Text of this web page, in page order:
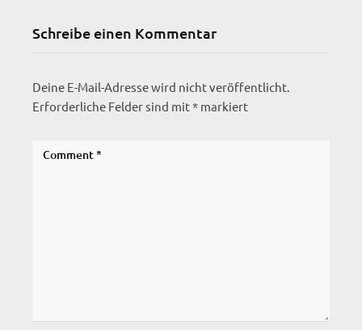
Schreibe einen Kommentar
Deine E-Mail-Adresse wird nicht veröffentlicht.
Erforderliche Felder sind mit* markiert